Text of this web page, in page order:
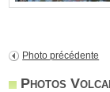
Photo précédente
Photos